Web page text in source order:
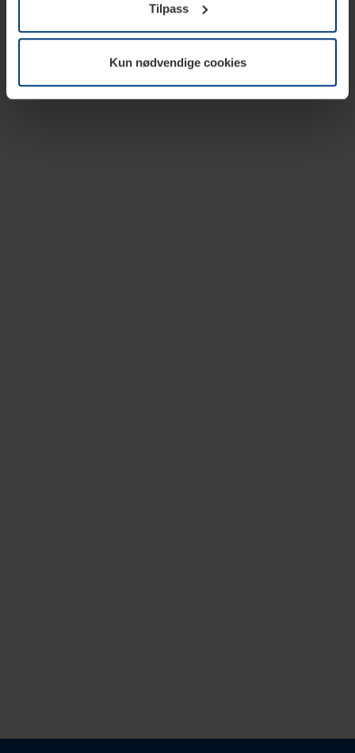
tilbakekalle ditt samtykke i forklaringen av
informasjonskapselen på sidenPersonvernerklæringpå
Tilpass
Kun nødvendige cookies